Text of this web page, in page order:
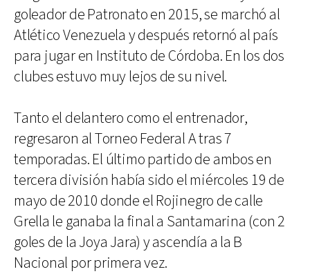
goleador de Patronato en 2015, se marchó al
Atlético Venezuela y después retornó al país
para jugar en Instituto de Córdoba. En los dos
clubes estuvo muy lejos de su nivel.
Tanto el delantero como el entrenador,
regresaron al Torneo Federal A tras 7
temporadas. El último partido de ambos en
tercera división había sido el miércoles 19 de
mayo de 2010 donde el Rojinegro de calle
Grella le ganaba la final a Santamarina (con 2
goles de la Joya Jara) y ascendía a la B
Nacional por primera vez.